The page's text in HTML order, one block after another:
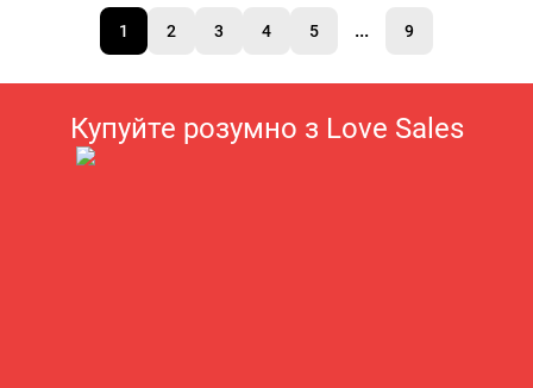
1 2 3 4 5 ... 9
Купуйте розумно з Love Sales